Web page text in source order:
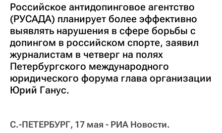
Российское антидопинговое агентство
(РУСАДА) планирует более эффективно
выявлять нарушения в сфере борьбы с
допингом в российском спорте, заявил
журналистам в четверг на полях
Петербургского международного
юридического форума глава организации
Юрий Ганус.
С.-ПЕТЕРБУРГ, 17 мая - РИА Новости.